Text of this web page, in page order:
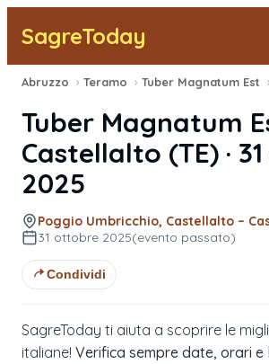
SagreToday
Segnala una sagra
Tutte le Sagre
Vicino a Me
Abruzzo › Teramo › Tuber Magnatum Est ›
Tuber Magnatum
Castellalto (TE) ·
2025
Poggio Umbricchio, Castellalto –
31 ottobre 2025(evento passato)
Condividi
SagreToday ti aiuta a scoprire le
italiane! Verifica sempre date, orari e